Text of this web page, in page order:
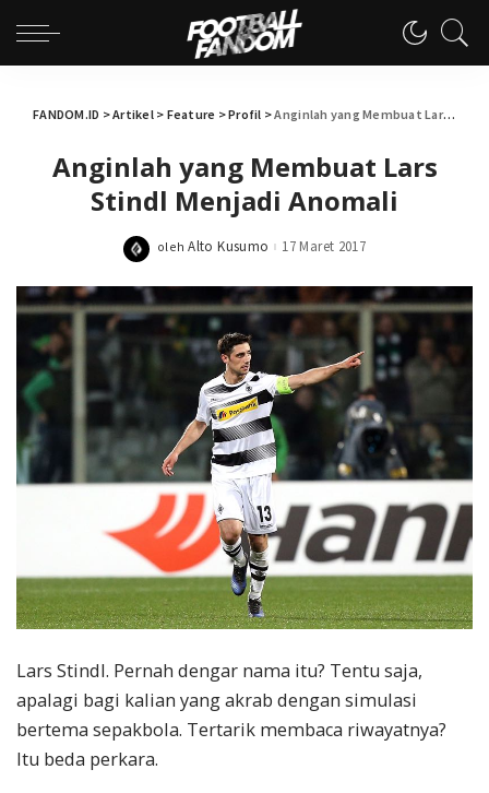
FANDOM.ID >Artikel> Feature >Profil >Anginlah yang Membuat Lars Stindl Menjadi Anomali
Anginlah yang Membuat Lars
Stindl Menjadi Anomali
Posted
oleh Alto Kusumo 17 Maret 2017
Lars Stindl. Pernah dengar nama itu? Tentu saja,
apalagi bagi kalian yang akrab dengan simulasi
bertema sepakbola. Tertarik membaca riwayatnya?
Itu beda perkara.